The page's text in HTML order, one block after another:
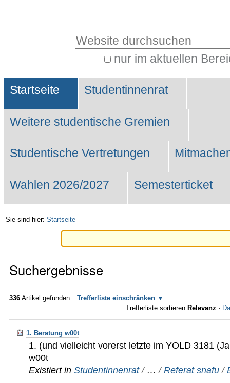
Website durchsuchen
nur im aktuellen
Suche…
Sektionen
Startseite Studentinnenrat
Weitere studentische Gremien
Studentische Vertretungen
Wahlen 2026/2027 Semesterticket
Sie sind hier: Startseite
Suchergebnisse
336 Artikel gefunden.
Trefferliste einschränken
Trefferliste sortieren Relevanz ·
1. Beratung w00t
1. (und vielleicht vorerst letzte im YOLD 3181
w00t
Existiert in Studentinnenrat / …/Referat snafu /